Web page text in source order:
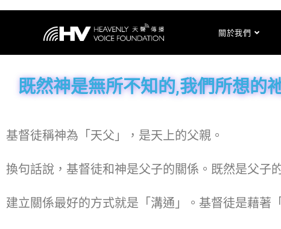
關於我們
既然神是無所不知的,我們所想的
基督徒稱神為「天父」，是天上的父親。
換句話說，基督徒和神是父子的關係。既然是父子
建立關係最好的方式就是「溝通」。基督徒是藉著